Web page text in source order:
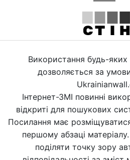
Використання будь-яких
дозволяється за
Інтернет-ЗМІ повинні
відкриті для пошукових
Посилання має
першому абзаці
поділяти точку зору